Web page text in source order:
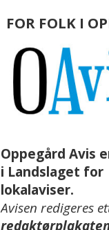
FOR FOLK I
Oppegård Avis
i Landslaget for
lokalaviser.
Avisen redigeres